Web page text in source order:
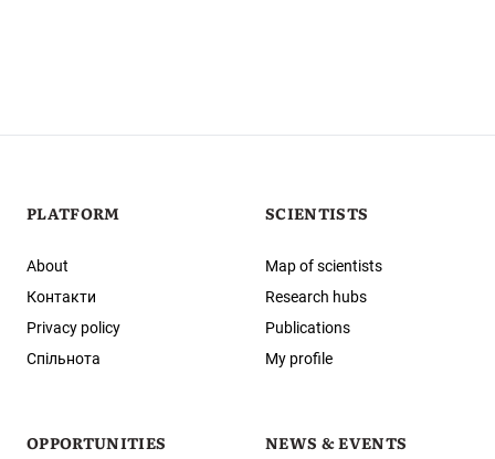
PLATFORM
About
Контакти
Privacy policy
Спільнота
SCIENTISTS
Map of scientists
Research hubs
Publications
My profile
OPPORTUNITIES NEWS & EVENTS